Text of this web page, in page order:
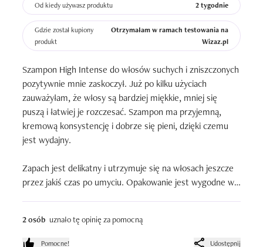
Od kiedy używasz produktu 2 tygodnie
Gdzie został kupiony
produkt
Otrzymałam w ramach testowania na
Wizaz.pl
Szampon High Intense do włosów suchych i zniszczonych
pozytywnie mnie zaskoczył. Już po kilku użyciach
zauważyłam, że włosy są bardziej miękkie, mniej się
puszą i łatwiej je rozczesać. Szampon ma przyjemną,
kremową konsystencję i dobrze się pieni, dzięki czemu
jest wydajny.
Zapach jest delikatny i utrzymuje się na włosach jeszcze
przez jakiś czas po umyciu. Opakowanie jest wygodne w
2 osób uznało tę opinię za pomocną
Pomocne! Udostępnij